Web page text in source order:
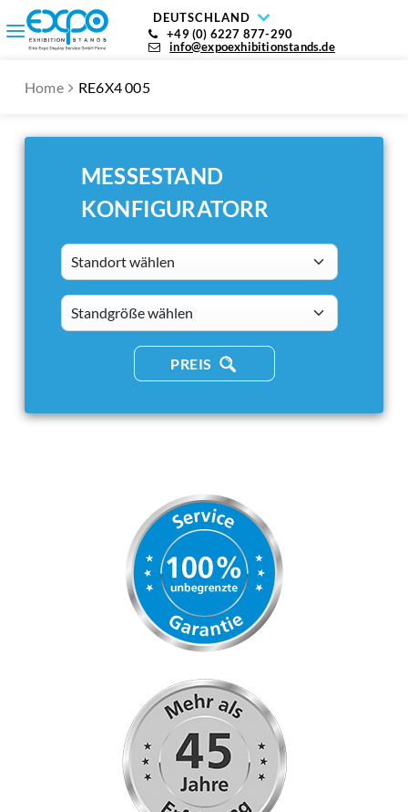
DEUTSCHLAND
+49 (0) 6227 877-290
info@expoexhibitionstands.de
Home RE6X4 005
MESSESTAND
KONFIGURATORR
Standort wählen
standsizes
PREIS